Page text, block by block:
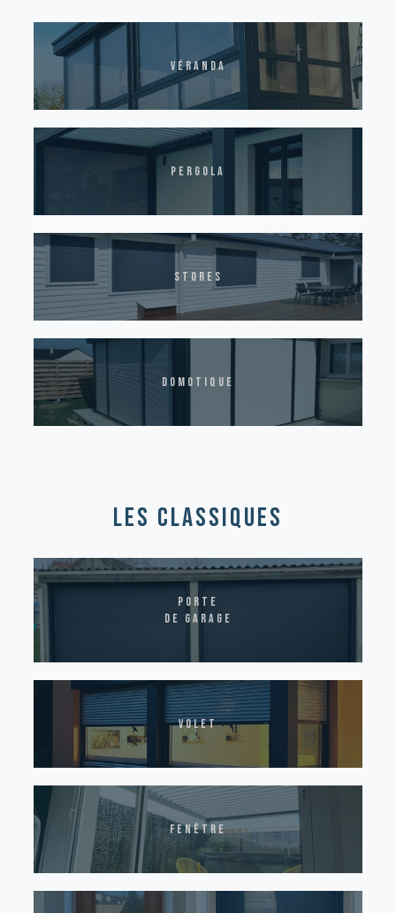
véranda
pergola
stores
domotique
les classiques
Porte
de garage
volet
fenêtre